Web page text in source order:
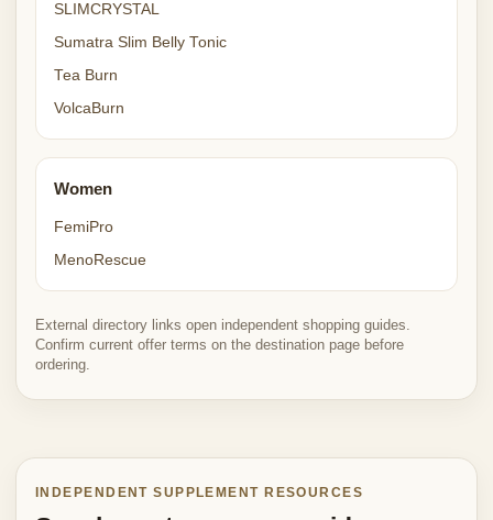
SLIMCRYSTAL
Sumatra Slim Belly Tonic
Tea Burn
VolcaBurn
Women
FemiPro
MenoRescue
External directory links open independent shopping guides.
Confirm current offer terms on the destination page before
ordering.
INDEPENDENT SUPPLEMENT RESOURCES